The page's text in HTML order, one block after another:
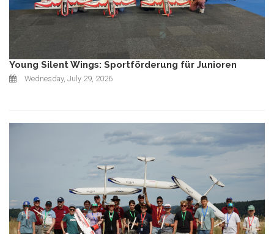
Young Silent Wings: Sportförderung für Junioren
Wednesday, July 29, 2026